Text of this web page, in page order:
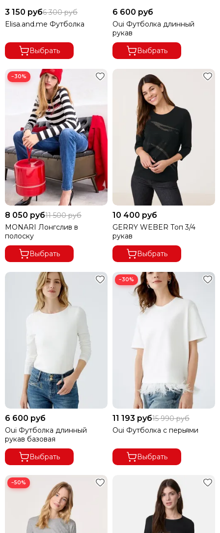
3 150 руб6 300 руб
Elisa.and.me Футболка
Выбрать
6 600 руб
Oui Футболка длинный
рукав
Выбрать
−30%
8 050 руб11 500 руб
MONARI Лонгслив в
полоску
Выбрать
10 400 руб
GERRY WEBER Топ 3/4
рукав
Выбрать
6 600 руб
Oui Футболка длинный
рукав базовая
Выбрать
−30%
11 193 руб15 990 руб
Oui Футболка с перьями
Выбрать
−50%